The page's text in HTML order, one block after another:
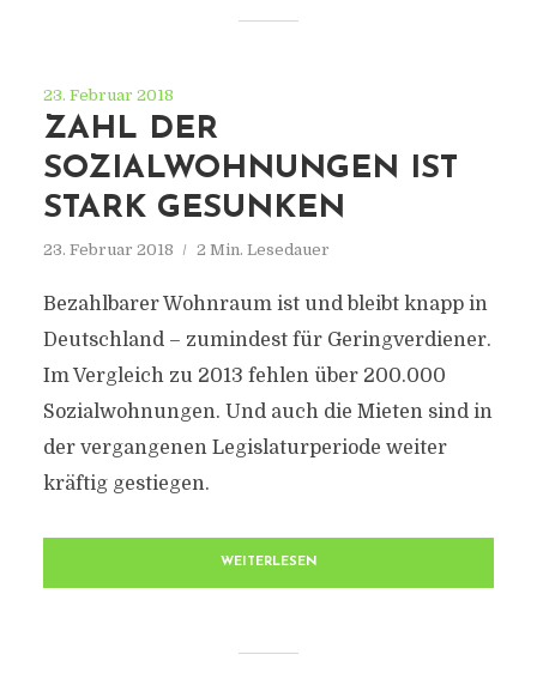
23. Februar 2018
ZAHL DER
SOZIALWOHNUNGEN IST
STARK GESUNKEN
23. Februar 2018 2 Min. Lesedauer
Bezahlbarer Wohnraum ist und bleibt knapp in
Deutschland – zumindest für Geringverdiener.
Im Vergleich zu 2013 fehlen über 200.000
Sozialwohnungen. Und auch die Mieten sind in
der vergangenen Legislaturperiode weiter
kräftig gestiegen.
WEITERLESEN